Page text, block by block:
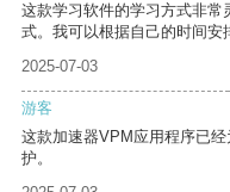
这款学习软件的学习方式非
式。我可以根据自己的时间安
2025-07-03
游客
这款加速器VPM应用程序已
护。